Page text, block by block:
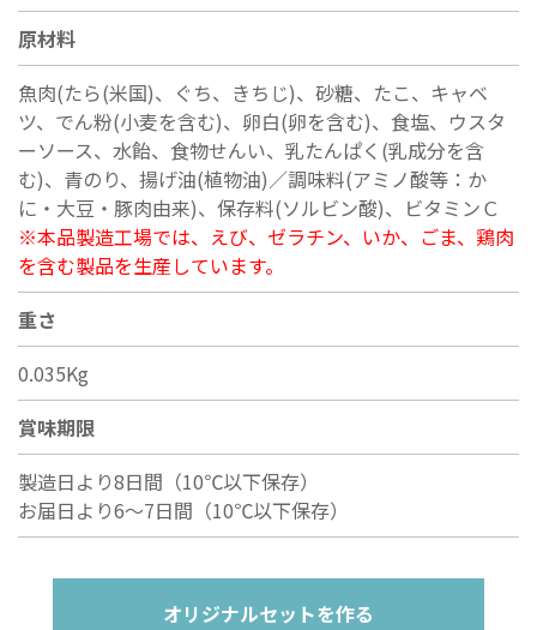
原材料
魚肉(たら(米国)、ぐち、きちじ)、砂糖、たこ、キャベ
ツ、でん粉(小麦を含む)、卵白(卵を含む)、食塩、ウスタ
ーソース、水飴、食物せんい、乳たんぱく(乳成分を含
む)、青のり、揚げ油(植物油)／調味料(アミノ酸等：か
に・大豆・豚肉由来)、保存料(ソルビン酸)、ビタミンＣ
※本品製造工場では、えび、ゼラチン、いか、ごま、鶏肉
を含む製品を生産しています。
重さ
0.035Kg
賞味期限
製造日より8日間（10℃以下保存）
お届日より6〜7日間（10℃以下保存）
オリジナルセットを作る